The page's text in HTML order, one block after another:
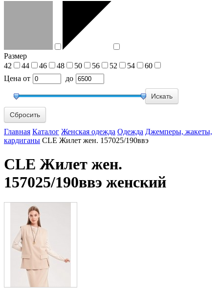
Размер
42
44 46 48 50 56 52 54
60
Цена от до
Сбросить
Главная Каталог Женская одежда Одежда Джемперы, жакеты,
кардиганы CLE Жилет жен. 157025/190ввэ
CLE Жилет жен.
157025/190ввэ женский